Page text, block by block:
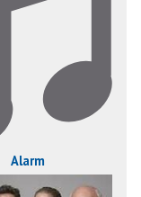
Alarm